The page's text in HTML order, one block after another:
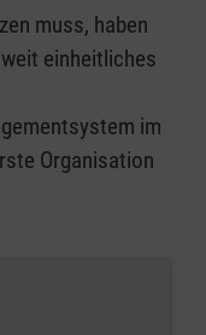
muss, haben
einheitliches
im
Organisation